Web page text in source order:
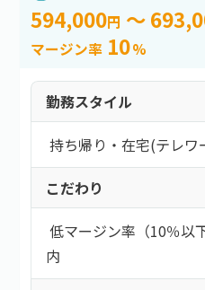
594,000円 ～
マージン率 10%
勤務スタイル
持ち帰り・在宅(テレワ
こだわり
低マージン率（10％以下
内